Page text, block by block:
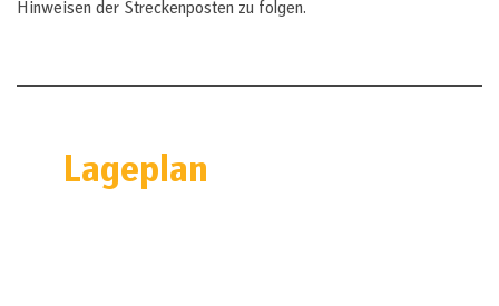
Hinweisen der Streckenposten zu folgen.
Lageplan